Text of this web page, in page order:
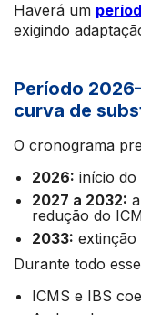
Haverá um
exigindo
Período
curva de
O cronograma
2026: início do
2027 a 2032:
redução do
2033: extinção
Durante todo
ICMS e IBS